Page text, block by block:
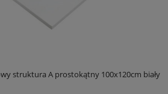
struktura A prostokątny 100x120cm biały